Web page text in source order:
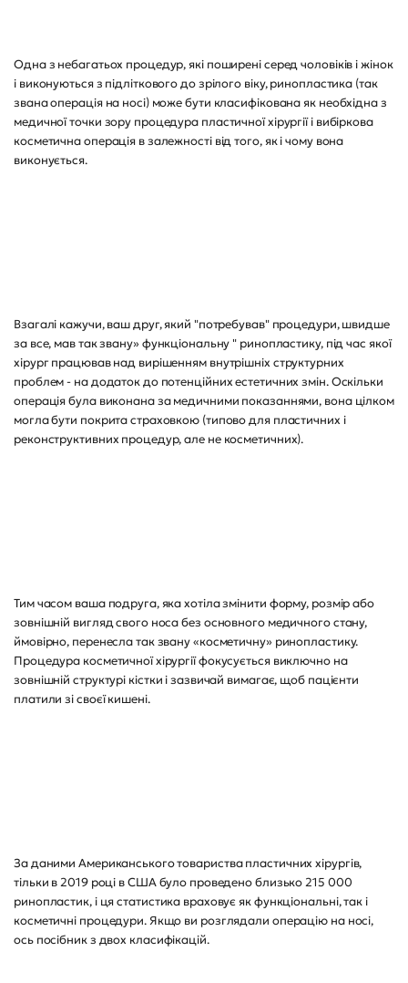
Одна з небагатьох процедур, які поширені серед чоловіків і жінок
і виконуються з підліткового до зрілого віку, ринопластика (так
звана операція на носі) може бути класифікована як необхідна з
медичної точки зору процедура пластичної хірургії і вибіркова
косметична операція в залежності від того, як і чому вона
виконується.
Взагалі кажучи, ваш друг, який "потребував" процедури, швидше
за все, мав так звану» функціональну " ринопластику, під час якої
хірург працював над вирішенням внутрішніх структурних
проблем - на додаток до потенційних естетичних змін. Оскільки
операція була виконана за медичними показаннями, вона цілком
могла бути покрита страховкою (типово для пластичних і
реконструктивних процедур, але не косметичних).
Тим часом ваша подруга, яка хотіла змінити форму, розмір або
зовнішній вигляд свого носа без основного медичного стану,
ймовірно, перенесла так звану «косметичну» ринопластику.
Процедура косметичної хірургії фокусується виключно на
зовнішній структурі кістки і зазвичай вимагає, щоб пацієнти
платили зі своєї кишені.
За даними Американського товариства пластичних хірургів,
тільки в 2019 році в США було проведено близько 215 000
ринопластик, і ця статистика враховує як функціональні, так і
косметичні процедури. Якщо ви розглядали операцію на носі,
ось посібник з двох класифікацій.